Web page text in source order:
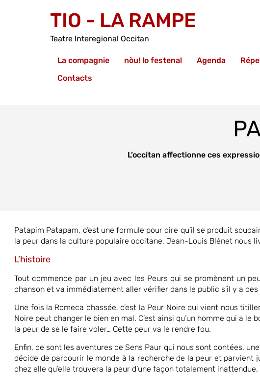
TIO - LA RAMPE
Teatre Interegional Occitan
La compagnie nòu! lo festenal Agenda
Contacts
L’occitan affectionne ces
Patapim Patapam, c’est une formule pour dire qu’il se produit
la peur dans la culture populaire occitane, Jean-Louis Blénet nous
L’histoire
Tout commence par un jeu avec les Peurs qui se promènent un
chanson et va immédiatement aller vérifier dans le public s’il y a
Une fois la Romeca chassée, c’est la Peur Noire qui vient nous
Noire peut changer le bien en mal. C’est ainsi qu’un homme qui a
la peur de se le faire voler… Cette peur va le rendre fou.
Enfin, ce sont les aventures de Sens Paur qui nous sont contées,
décide de parcourir le monde à la recherche de la peur et parvient
chez elle qu’elle trouvera la peur d’une façon totalement inattendue.